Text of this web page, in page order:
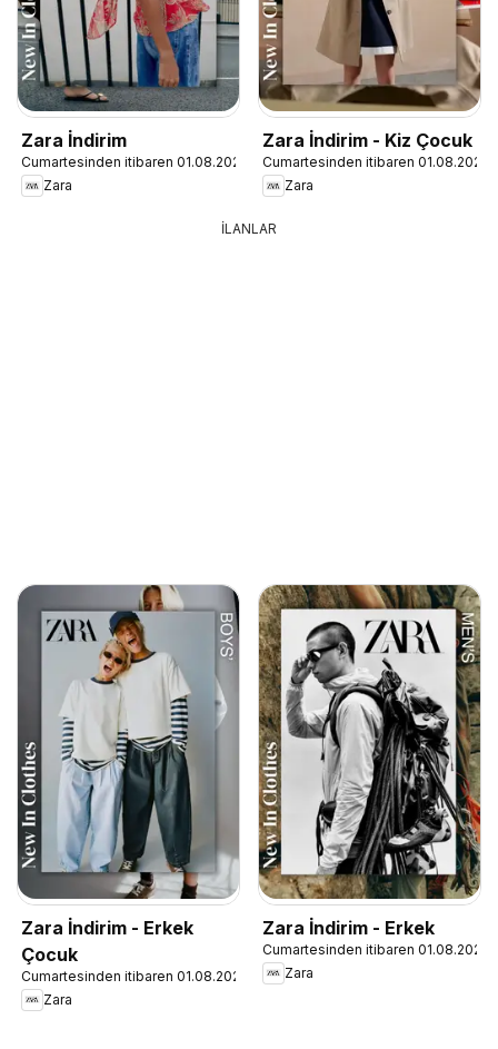
Zara İndirim
Cumartesinden itibaren 01.08.2026
Zara
Zara İndirim - Kiz Çocuk
Cumartesinden itibaren 01.08.2026
Zara
İLANLAR
Zara İndirim - Erkek
Çocuk
Cumartesinden itibaren 01.08.2026
Zara
Zara İndirim - Erkek
Cumartesinden itibaren 01.08.2026
Zara